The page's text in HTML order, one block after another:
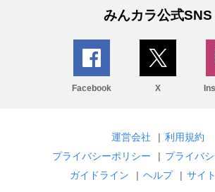
みんカラ公式SNS
Facebook X
運営会社 | 利用規約
プライバシーポリシー
| プライバ
ガイドライン
| ヘルプ | サイ